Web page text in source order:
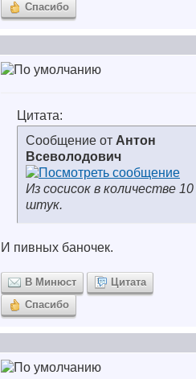
Спасибо
Цитата:
Сообщение от Антон
Всеволодович
Из сосисок в количестве 10
штук.
И пивных баночек.
В Минюст
Цитата
Спасибо